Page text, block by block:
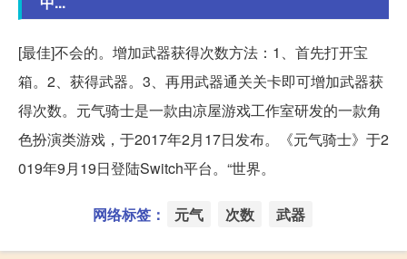
[最佳]不会的。增加武器获得次数方法：1、首先打开宝
箱。2、获得武器。3、再用武器通关关卡即可增加武器获
得次数。元气骑士是一款由凉屋游戏工作室研发的一款角
色扮演类游戏，于2017年2月17日发布。《元气骑士》于2
019年9月19日登陆Switch平台。“世界。
网络标签： 元气 次数 武器